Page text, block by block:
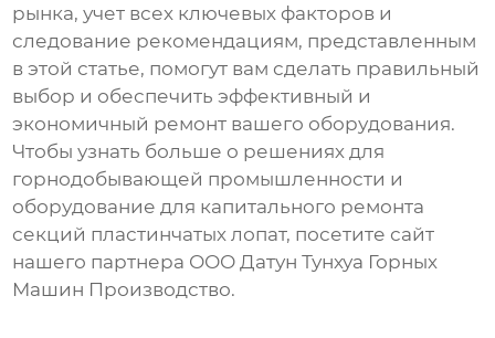
рынка, учет всех ключевых факторов и
следование рекомендациям, представленным
в этой статье, помогут вам сделать правильный
выбор и обеспечить эффективный и
экономичный ремонт вашего оборудования.
Чтобы узнать больше о решениях для
горнодобывающей промышленности и
оборудование для капитального ремонта
секций пластинчатых лопат, посетите сайт
нашего партнера ООО Датун Тунхуа Горных
Машин Производство.